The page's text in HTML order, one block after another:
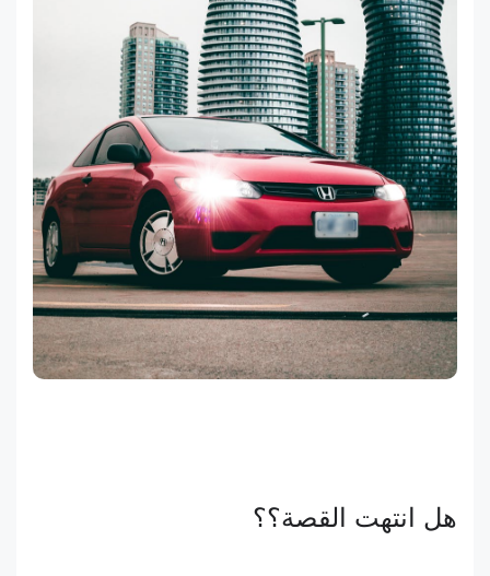
هل انتهت القصة؟؟